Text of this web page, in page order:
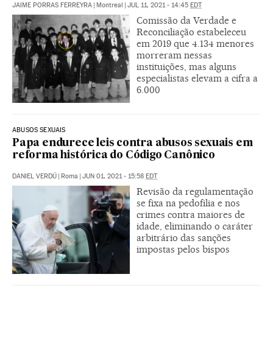
JAIME PORRAS FERREYRA | Montreal | JUL 11, 2021 - 14:45 EDT
Comissão da Verdade e
Reconciliação estabeleceu
em 2019 que 4.134 menores
morreram nessas
instituições, mas alguns
especialistas elevam a cifra a
6.000
ABUSOS SEXUAIS
Papa endurece leis contra abusos sexuais em
reforma histórica do Código Canônico
DANIEL VERDÚ | Roma | JUN 01, 2021 - 15:58 EDT
Revisão da regulamentação
se fixa na pedofilia e nos
crimes contra maiores de
idade, eliminando o caráter
arbitrário das sanções
impostas pelos bispos